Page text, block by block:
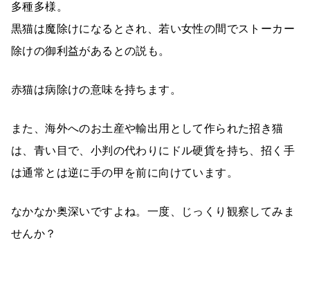
多種多様。
黒猫は魔除けになるとされ、若い女性の間でストーカー
除けの御利益があるとの説も。
赤猫は病除けの意味を持ちます。
また、海外へのお土産や輸出用として作られた招き猫
は、青い目で、小判の代わりにドル硬貨を持ち、招く手
は通常とは逆に手の甲を前に向けています。
なかなか奥深いですよね。一度、じっくり観察してみま
せんか？